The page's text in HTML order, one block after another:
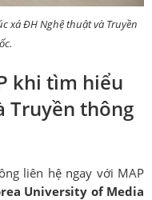
xá ĐH Nghệ thuật và Truyền
khi tìm hiểu
Truyền thông
liên hệ ngay với MAP
University of Media